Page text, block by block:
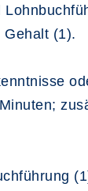
Gehalt (1).